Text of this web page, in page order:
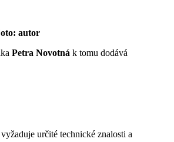
autor
Petra Novotná k tomu dodává
určité technické znalosti a